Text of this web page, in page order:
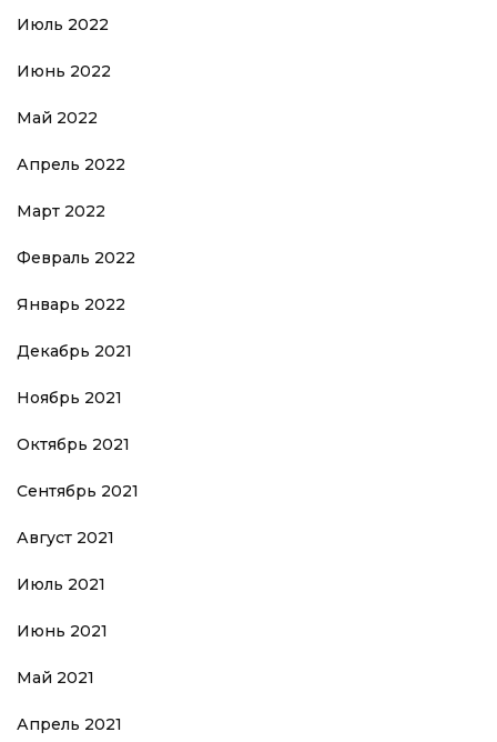
Июль 2022
Июнь 2022
Май 2022
Апрель 2022
Март 2022
Февраль 2022
Январь 2022
Декабрь 2021
Ноябрь 2021
Октябрь 2021
Сентябрь 2021
Август 2021
Июль 2021
Июнь 2021
Май 2021
Апрель 2021